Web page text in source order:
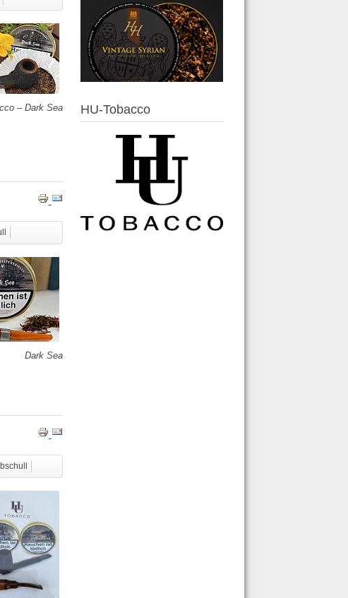
– Dark Sea
Dark Sea
HU-Tobacco